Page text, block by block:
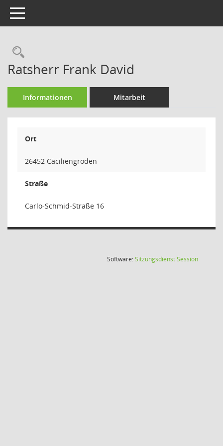
Toggle navigation
Rechercheauswahl
Ratsherr Frank David
Informationen Mitarbeit
Ort
26452 Cäciliengroden
Straße
Carlo-Schmid-Straße 16
Software:SitzungsdienstSession(Wird in